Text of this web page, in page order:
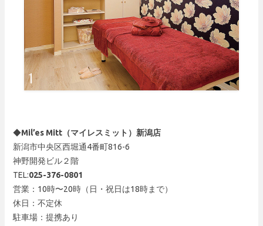
◆Mil’es Mitt（マイレスミット）新潟店
新潟市中央区西堀通4番町816-6
神野開発ビル２階
TEL:025-376-0801
営業：10時〜20時（日・祝日は18時まで）
休日：不定休
駐車場：提携あり